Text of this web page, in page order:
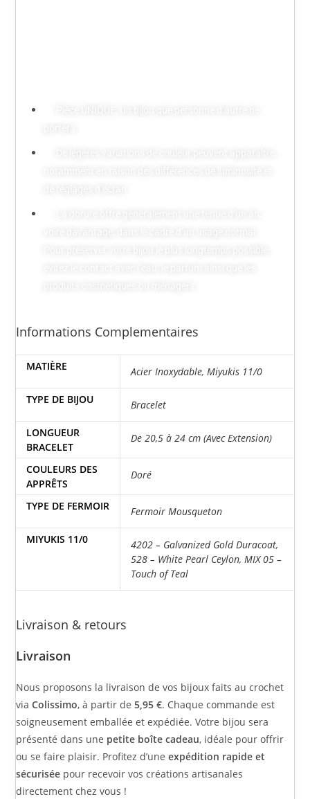
Informations Complementaires
MATIÈRE Acier Inoxydable,Miyukis 11/0
TYPE DE BIJOU Bracelet
LONGUEUR
BRACELET
De 20,5 à 24 cm (Avec Extension)
COULEURS DES
APPRÊTS
Doré
TYPE DE FERMOIR Fermoir Mousqueton
MIYUKIS 11/0 4202 – Galvanized Gold Duracoat,
528 – White Pearl Ceylon,MIX 05 –
Touch of Teal
Livraison & retours
Livraison
Nous proposons la livraison de vos bijoux faits au crochet
viaColissimo, à partir de5,95 €. Chaque commande est
soigneusement emballée et expédiée. Votre bijou sera
présenté dans une petite boîte cadeau, idéale pour offrir
ou se faire plaisir. Profitez d’uneexpédition rapide et
sécurisée pour recevoir vos créations artisanales
directement chez vous !